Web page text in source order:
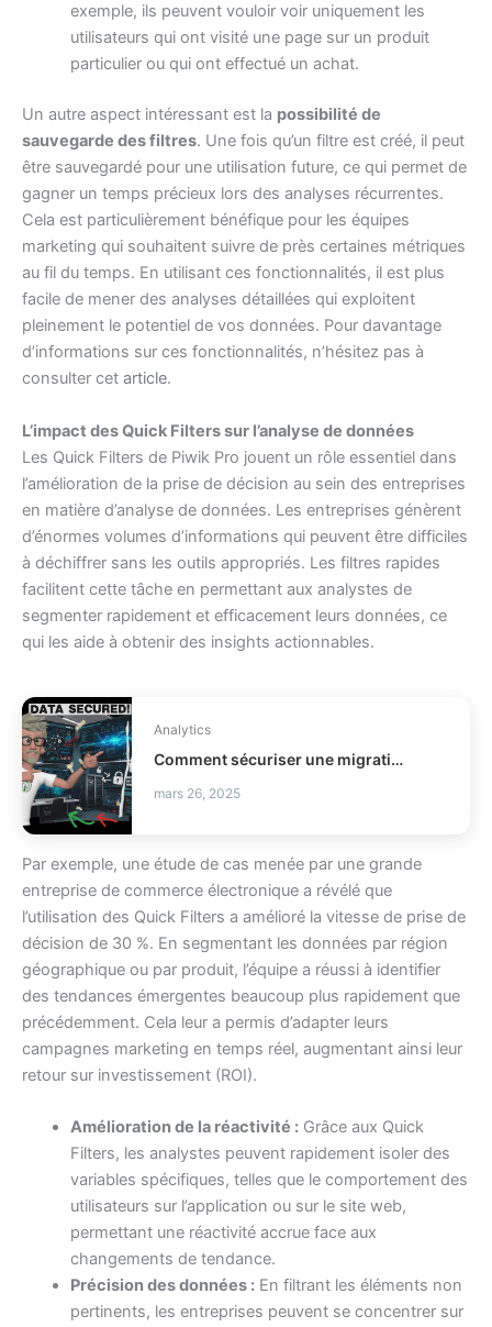
exemple, ils peuvent vouloir voir uniquement les
utilisateurs qui ont visité une page sur un produit
particulier ou qui ont effectué un achat.
Un autre aspect intéressant est la possibilité de
sauvegarde des filtres. Une fois qu’un filtre est créé, il peut
être sauvegardé pour une utilisation future, ce qui permet de
gagner un temps précieux lors des analyses récurrentes.
Cela est particulièrement bénéfique pour les équipes
marketing qui souhaitent suivre de près certaines métriques
au fil du temps. En utilisant ces fonctionnalités, il est plus
facile de mener des analyses détaillées qui exploitent
pleinement le potentiel de vos données. Pour davantage
d’informations sur ces fonctionnalités, n’hésitez pas à
consulter cet article.
L’impact des Quick Filters sur l’analyse de données
Les Quick Filters de Piwik Pro jouent un rôle essentiel dans
l’amélioration de la prise de décision au sein des entreprises
en matière d’analyse de données. Les entreprises génèrent
d’énormes volumes d’informations qui peuvent être difficiles
à déchiffrer sans les outils appropriés. Les filtres rapides
facilitent cette tâche en permettant aux analystes de
segmenter rapidement et efficacement leurs données, ce
qui les aide à obtenir des insights actionnables.
Analytics
Comment sécuriser une migration de données business ?
mars 26, 2025
Par exemple, une étude de cas menée par une grande
entreprise de commerce électronique a révélé que
l’utilisation des Quick Filters a amélioré la vitesse de prise de
décision de 30 %. En segmentant les données par région
géographique ou par produit, l’équipe a réussi à identifier
des tendances émergentes beaucoup plus rapidement que
précédemment. Cela leur a permis d’adapter leurs
campagnes marketing en temps réel, augmentant ainsi leur
retour sur investissement (ROI).
Amélioration de la réactivité :Grâce aux Quick
Filters, les analystes peuvent rapidement isoler des
variables spécifiques, telles que le comportement des
utilisateurs sur l’application ou sur le site web,
permettant une réactivité accrue face aux
changements de tendance.
Précision des données :En filtrant les éléments non
pertinents, les entreprises peuvent se concentrer sur